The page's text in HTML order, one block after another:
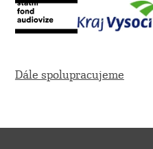
Dále spolupracujeme